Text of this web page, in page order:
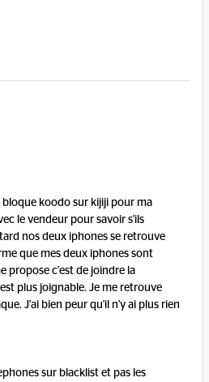
bloque koodo sur kijiji pour ma
le vendeur pour savoir s'ils
nos deux iphones se retrouve
que mes deux iphones sont
propose c'est de joindre la
plus joignable. Je me retrouve
J'ai bien peur qu'il n'y ai plus rien
sur blacklist et pas les